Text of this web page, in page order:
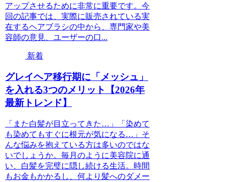
アップさせるために非常に重要です。今
回の記事では、実際に販売されている実
在するヘアブラシの中から、専門家や美
容師の意見、ユーザーの口...
新着
グレイヘア移行期に「メッシュ」
を入れる3つのメリット【2026年
最新トレンド】
「また白髪が目立ってきた…」「染めて
も染めてもすぐに根元が気になる…」そ
んな悩みを抱えている方は多いのではな
いでしょうか。毎月のように美容院に通
い、白髪を完璧に隠し続ける生活。時間
もお金もかかるし、何より髪へのダメー